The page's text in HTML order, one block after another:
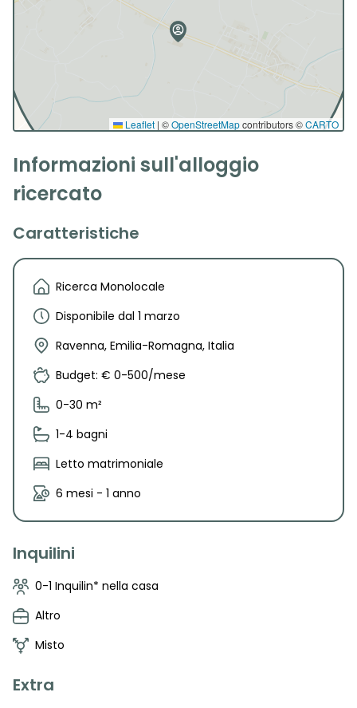
Leaflet | ©OpenStreetMapcontributors ©CARTO
Informazioni sull'alloggio
ricercato
Caratteristiche
Ricerca Monolocale
Disponibile dal 1 marzo
Ravenna, Emilia-Romagna, Italia
Budget: € 0-500/mese
0-30 m²
1-4 bagni
Letto matrimoniale
6 mesi - 1 anno
Inquilini
0-1 Inquilin* nella casa
Altro
Misto
Extra